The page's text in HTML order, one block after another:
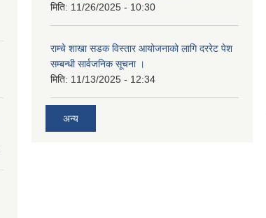
मिति: 11/26/2025 - 10:30
राम्चे शाखा सडक विस्तार आयोजनाको लागि दररेट पेश
सम्बन्धी सार्वजनिक सूचना ।
मिति: 11/13/2025 - 12:34
अन्य